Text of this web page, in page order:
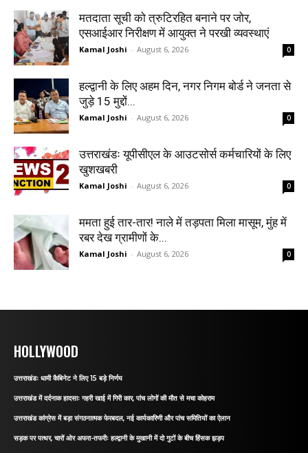
मतदाता सूची को त्रुटिरहित बनाने पर जोर,
एसआईआर निरीक्षण में आयुक्त ने परखी व्यवस्थाएं
Kamal Joshi - August 6, 2026 0
हल्द्वानी के लिए अहम दिन, नगर निगम बोर्ड ने जनता से
जुड़े 15 मुद्दों...
Kamal Joshi - August 6, 2026 0
उत्तराखंडः यूपीसीएल के आउटसोर्स कर्मचारियों के लिए
खुशखबरी
Kamal Joshi - August 6, 2026 0
ममता हुई तार-तार! नाले में तड़पता मिला मासूम, मुंह में
रबर देख ग्रामीणों के...
Kamal Joshi - August 6, 2026 0
HOLLYWOOD
उत्तराखंडः धामी कैबिनेट ने लिए 15 बड़े निर्णय
उत्तराखंड में दर्दनाक हादसाः गहरी खाई में गिरी कार, पांच लोगों की मौत से मचा कोहराम
उत्तराखंड कांग्रेस में बड़ा संगठनात्मक फेरबदल, नई कार्यकारिणी और पांच समितियों का ऐलान
सड़क पर पत्थर, चारों ओर अफरा-तफरीः हल्द्वानी के मुखानी में दो गुटों के बीच हिंसक झड़प